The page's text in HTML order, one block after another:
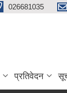
026681035
प्रतिवेदन